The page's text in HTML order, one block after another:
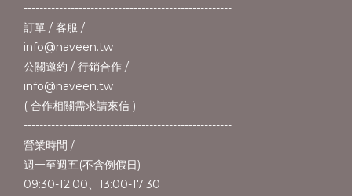
-----------------------------------------------------
訂單 / 客服 /
info@naveen.tw
公關邀約 / 行銷合作 /
info@naveen.tw
( 合作相關需求請來信 )
-----------------------------------------------------
營業時間 /
週一至週五(不含例假日)
09:30-12:00、13:00-17:30